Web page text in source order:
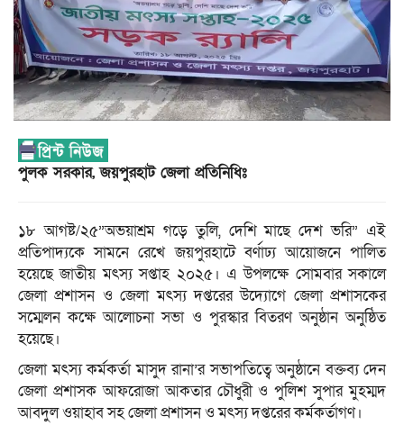
পুলক সরকার, জয়পুরহাট জেলা প্রতিনিধিঃ
১৮ আগষ্ট/২৫”অভয়াশ্রম গড়ে তুলি, দেশি মাছে দেশ ভরি” এই
প্রতিপাদ্যকে সামনে রেখে জয়পুরহাটে বর্ণাঢ্য আয়োজনে পালিত
হয়েছে জাতীয় মৎস্য সপ্তাহ ২০২৫। এ উপলক্ষে সোমবার সকালে
জেলা প্রশাসন ও জেলা মৎস্য দপ্তরের উদ্যোগে জেলা প্রশাসকের
সম্মেলন কক্ষে আলোচনা সভা ও পুরস্কার বিতরণ অনুষ্ঠান অনুষ্ঠিত
হয়েছে।
জেলা মৎস্য কর্মকর্তা মাসুদ রানা’র সভাপতিত্বে অনুষ্ঠানে বক্তব্য দেন
জেলা প্রশাসক আফরোজা আকতার চৌধুরী ও পুলিশ সুপার মুহম্মদ
আবদুল ওয়াহাব সহ জেলা প্রশাসন ও মৎস্য দপ্তরের কর্মকর্তাগণ।